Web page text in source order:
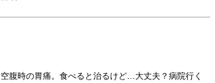
空腹時の胃痛。食べると治るけど…大丈夫？病院行く